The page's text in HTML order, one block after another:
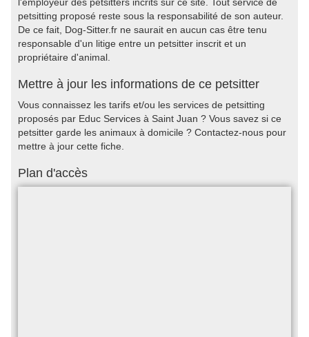
petsitting proposé reste sous la responsabilité de son auteur.
De ce fait, Dog-Sitter.fr ne saurait en aucun cas être tenu
responsable d'un litige entre un petsitter inscrit et un
propriétaire d'animal.
Mettre à jour les informations de ce petsitter
Vous connaissez les tarifs et/ou les services de petsitting
proposés par Educ Services à Saint Juan ? Vous savez si ce
petsitter garde les animaux à domicile ? Contactez-nous pour
mettre à jour cette fiche.
Plan d'accès